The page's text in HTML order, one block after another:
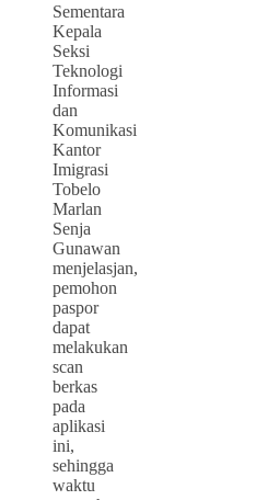
Sementara
Kepala
Seksi
Teknologi
Informasi
dan
Komunikasi
Kantor
Imigrasi
Tobelo
Marlan
Senja
Gunawan
menjelasjan,
pemohon
paspor
dapat
melakukan
scan
berkas
pada
aplikasi
ini,
sehingga
waktu